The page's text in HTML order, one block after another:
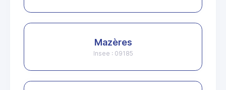
Mazères
Insee : 09185